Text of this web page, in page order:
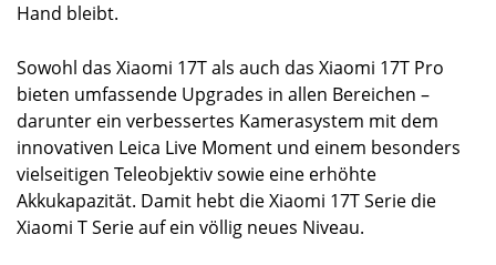
Hand bleibt.
Sowohl das Xiaomi 17T als auch das Xiaomi 17T Pro
bieten umfassende Upgrades in allen Bereichen –
darunter ein verbessertes Kamerasystem mit dem
innovativen Leica Live Moment und einem besonders
vielseitigen Teleobjektiv sowie eine erhöhte
Akkukapazität. Damit hebt die Xiaomi 17T Serie die
Xiaomi T Serie auf ein völlig neues Niveau.